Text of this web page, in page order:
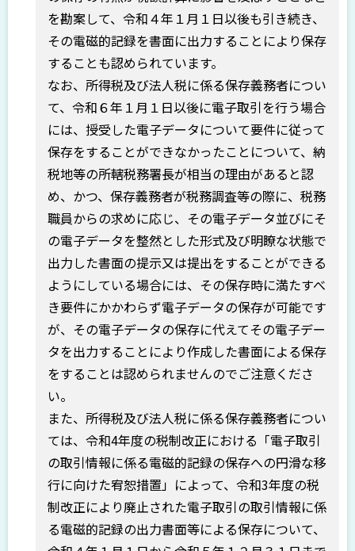
を勘案して、令和４年１月１日以後も引き続き、
その電磁的記録を書面に出力することにより保存
することも認められています。
なお、所得税及び法人税に係る保存義務者につい
て、令和６年１月１日以後に電子取引を行う場合
には、授受した電子データについて要件に従って
保存をすることができなかったことについて、納
税地等の所轄税務署長が相当の理由があると認
め、かつ、保存義務者が税務調査等の際に、税務
職員からの求めに応じ、その電子データ並びにそ
の電子データを整然とした形式及び明瞭な状態で
出力した書面の提示又は提出をすることができる
ようにしている場合には、その保存時に満たすべ
き要件にかかわらず電子データの保存が可能です
が、その電子データの保存に代えてその電子デー
タを出力することにより作成した書面による保存
をすることは認められませんのでご注意くださ
い。
また、所得税及び法人税に係る保存義務者につい
ては、令和4年度の税制改正における「電子取引
の取引情報に係る電磁的記録の保存への円滑な移
行に向けた宥恕措置」によって、令和3年度の税
制改正により廃止された電子取引の取引情報に係
る電磁的記録の出力書面等による保存について、